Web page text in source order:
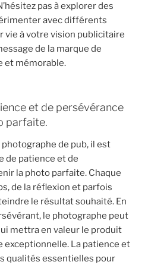
pas à explorer des
avec différents
vie à votre vision publicitaire
de la marque de
et mémorable.
et de persévérance
parfaite.
de pub, il est
de patience et de
la photo parfaite. Chaque
de la réflexion et parfois
le résultat souhaité. En
le photographe peut
mettra en valeur le produit
exceptionnelle. La patience et
qualités essentielles pour